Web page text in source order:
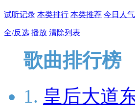
试听记录 本类排行 本类推荐 今日人气
全/反选 播放 清除列表
歌曲排行榜
1. 皇后大道